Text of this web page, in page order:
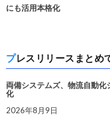
にも活用本格化
プレスリリースまとめ
両備システムズ、物流自動
化
2026年8月9日